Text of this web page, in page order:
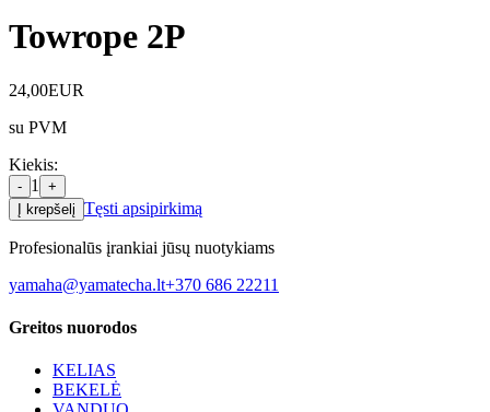
Towrope 2P
24,00EUR
su PVM
Kiekis:
- 1
+
Į krepšelį Tęsti apsipirkimą
Profesionalūs įrankiai jūsų nuotykiams
yamaha@yamatecha.lt+370 686 22211
Greitos nuorodos
KELIAS
BEKELĖ